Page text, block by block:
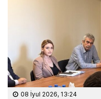
08 İyul 2026, 13:24